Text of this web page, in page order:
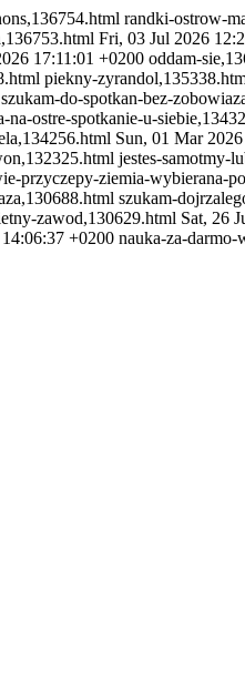
randki-ostrow-
Fri, 03 Jul 2026
17:11:01 +0200 oddam-
piekny-
szukam-do-spotkan-bez-
na-ostre-spotkanie-u-
Sun, 01 Mar
jestes-samotmy-
przyczepy-ziemia-wybierana-
szukam-
zawod,130629.html Sat, 26
+0200 nauka-za-darmo-